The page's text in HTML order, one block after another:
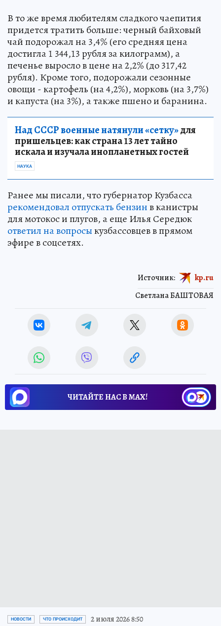
В то же время любителям сладкого чаепития
придется тратить больше: черный байховый
чай подорожал на 3,4% (его средняя цена
достигла 1 344,13 рубля за килограмм), а
печенье выросло в цене на 2,2% (до 317,42
рубля). Кроме того, подорожали сезонные
овощи - картофель (на 4,2%), морковь (на 3,7%)
и капуста (на 3%), а также пшено и баранина.
Над СССР военные натянули «сетку»для
пришельцев: как страна 13 лет тайно
искала и изучала инопланетных гостей
НАУКА
Ранее мы писали, что губернатор Кузбасса
рекомендовал отпускать бензинв канистры
для мотокос и плугов, а еще Илья Середюк
ответил на вопросыкузбассовцев в прямом
эфире в соцсетях.
Светлана БАШТОВАЯ
Источник: kp.ru
ЧИТАЙТЕ НАС В МАХ!
НОВОСТИ ЧТО ПРОИСХОДИТ 2 июля 2026 8:50